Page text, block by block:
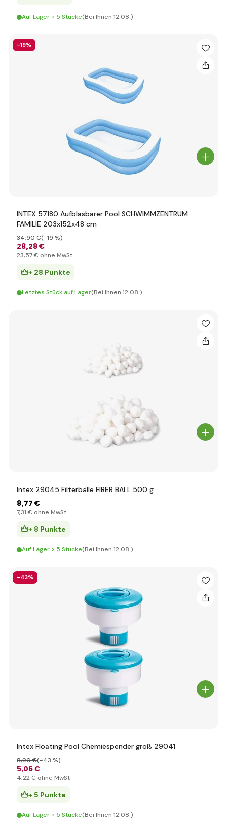
Auf Lager > 5 Stücke(Bei Ihnen 12.08.)
-19%
INTEX 57180 Aufblasbarer Pool SCHWIMMZENTRUM
FAMILIE 203x152x48 cm
28,28 €
34,90 €(-19 %)
23,57 € ohne MwSt
+ 28 Punkte
Letztes Stück auf Lager(Bei Ihnen 12.08.)
Intex 29045 Filterbälle FIBER BALL 500 g
8,77 €
7,31 € ohne MwSt
+ 8 Punkte
Auf Lager > 5 Stücke(Bei Ihnen 12.08.)
-43%
Intex Floating Pool Chemiespender groß 29041
5,06 €
8,90 €(-43 %)
4,22 € ohne MwSt
+ 5 Punkte
Auf Lager > 5 Stücke(Bei Ihnen 12.08.)